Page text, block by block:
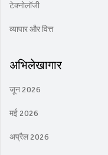
टेक्नोलॉजी
व्यापार और वित्त
अभिलेखागार
जून 2026
मई 2026
अप्रैल 2026